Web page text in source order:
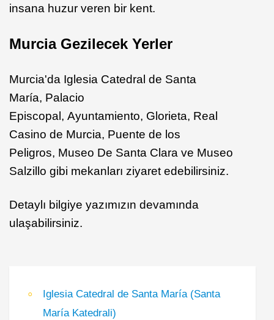
insana huzur veren bir kent.
Murcia Gezilecek Yerler
Murcia'da Iglesia Catedral de Santa
María, Palacio
Episcopal, Ayuntamiento, Glorieta, Real
Casino de Murcia, Puente de los
Peligros, Museo De Santa Clara ve Museo
Salzillo gibi mekanları ziyaret edebilirsiniz.
Detaylı bilgiye yazımızın devamında
ulaşabilirsiniz.
Iglesia Catedral de Santa María (Santa
María Katedrali)